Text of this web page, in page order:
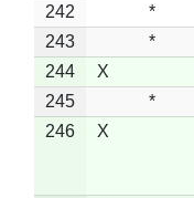
242
*
243
*
244
X
245
*
246
X